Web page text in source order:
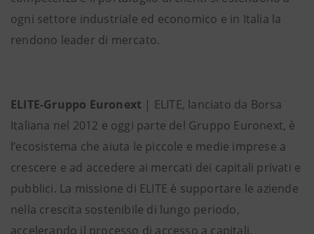
ogni settore industriale ed economico e in Italia la
rendono leader di mercato.
ELITE-Gruppo Euronext | ELITE, lanciato da Borsa
Italiana nel 2012 e oggi parte del Gruppo Euronext, è
l’ecosistema che aiuta le piccole e medie imprese a
crescere e ad accedere ai mercati dei capitali privati e
pubblici. La missione di ELITE è supportare le aziende
nella crescita sostenibile di lungo periodo,
accelerando il processo di accesso a capitali,